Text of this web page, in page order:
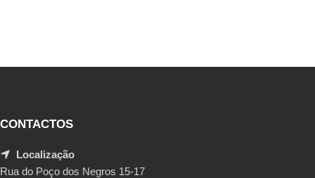
CONTACTOS
Localização
Rua do Poço dos Negros 15-17